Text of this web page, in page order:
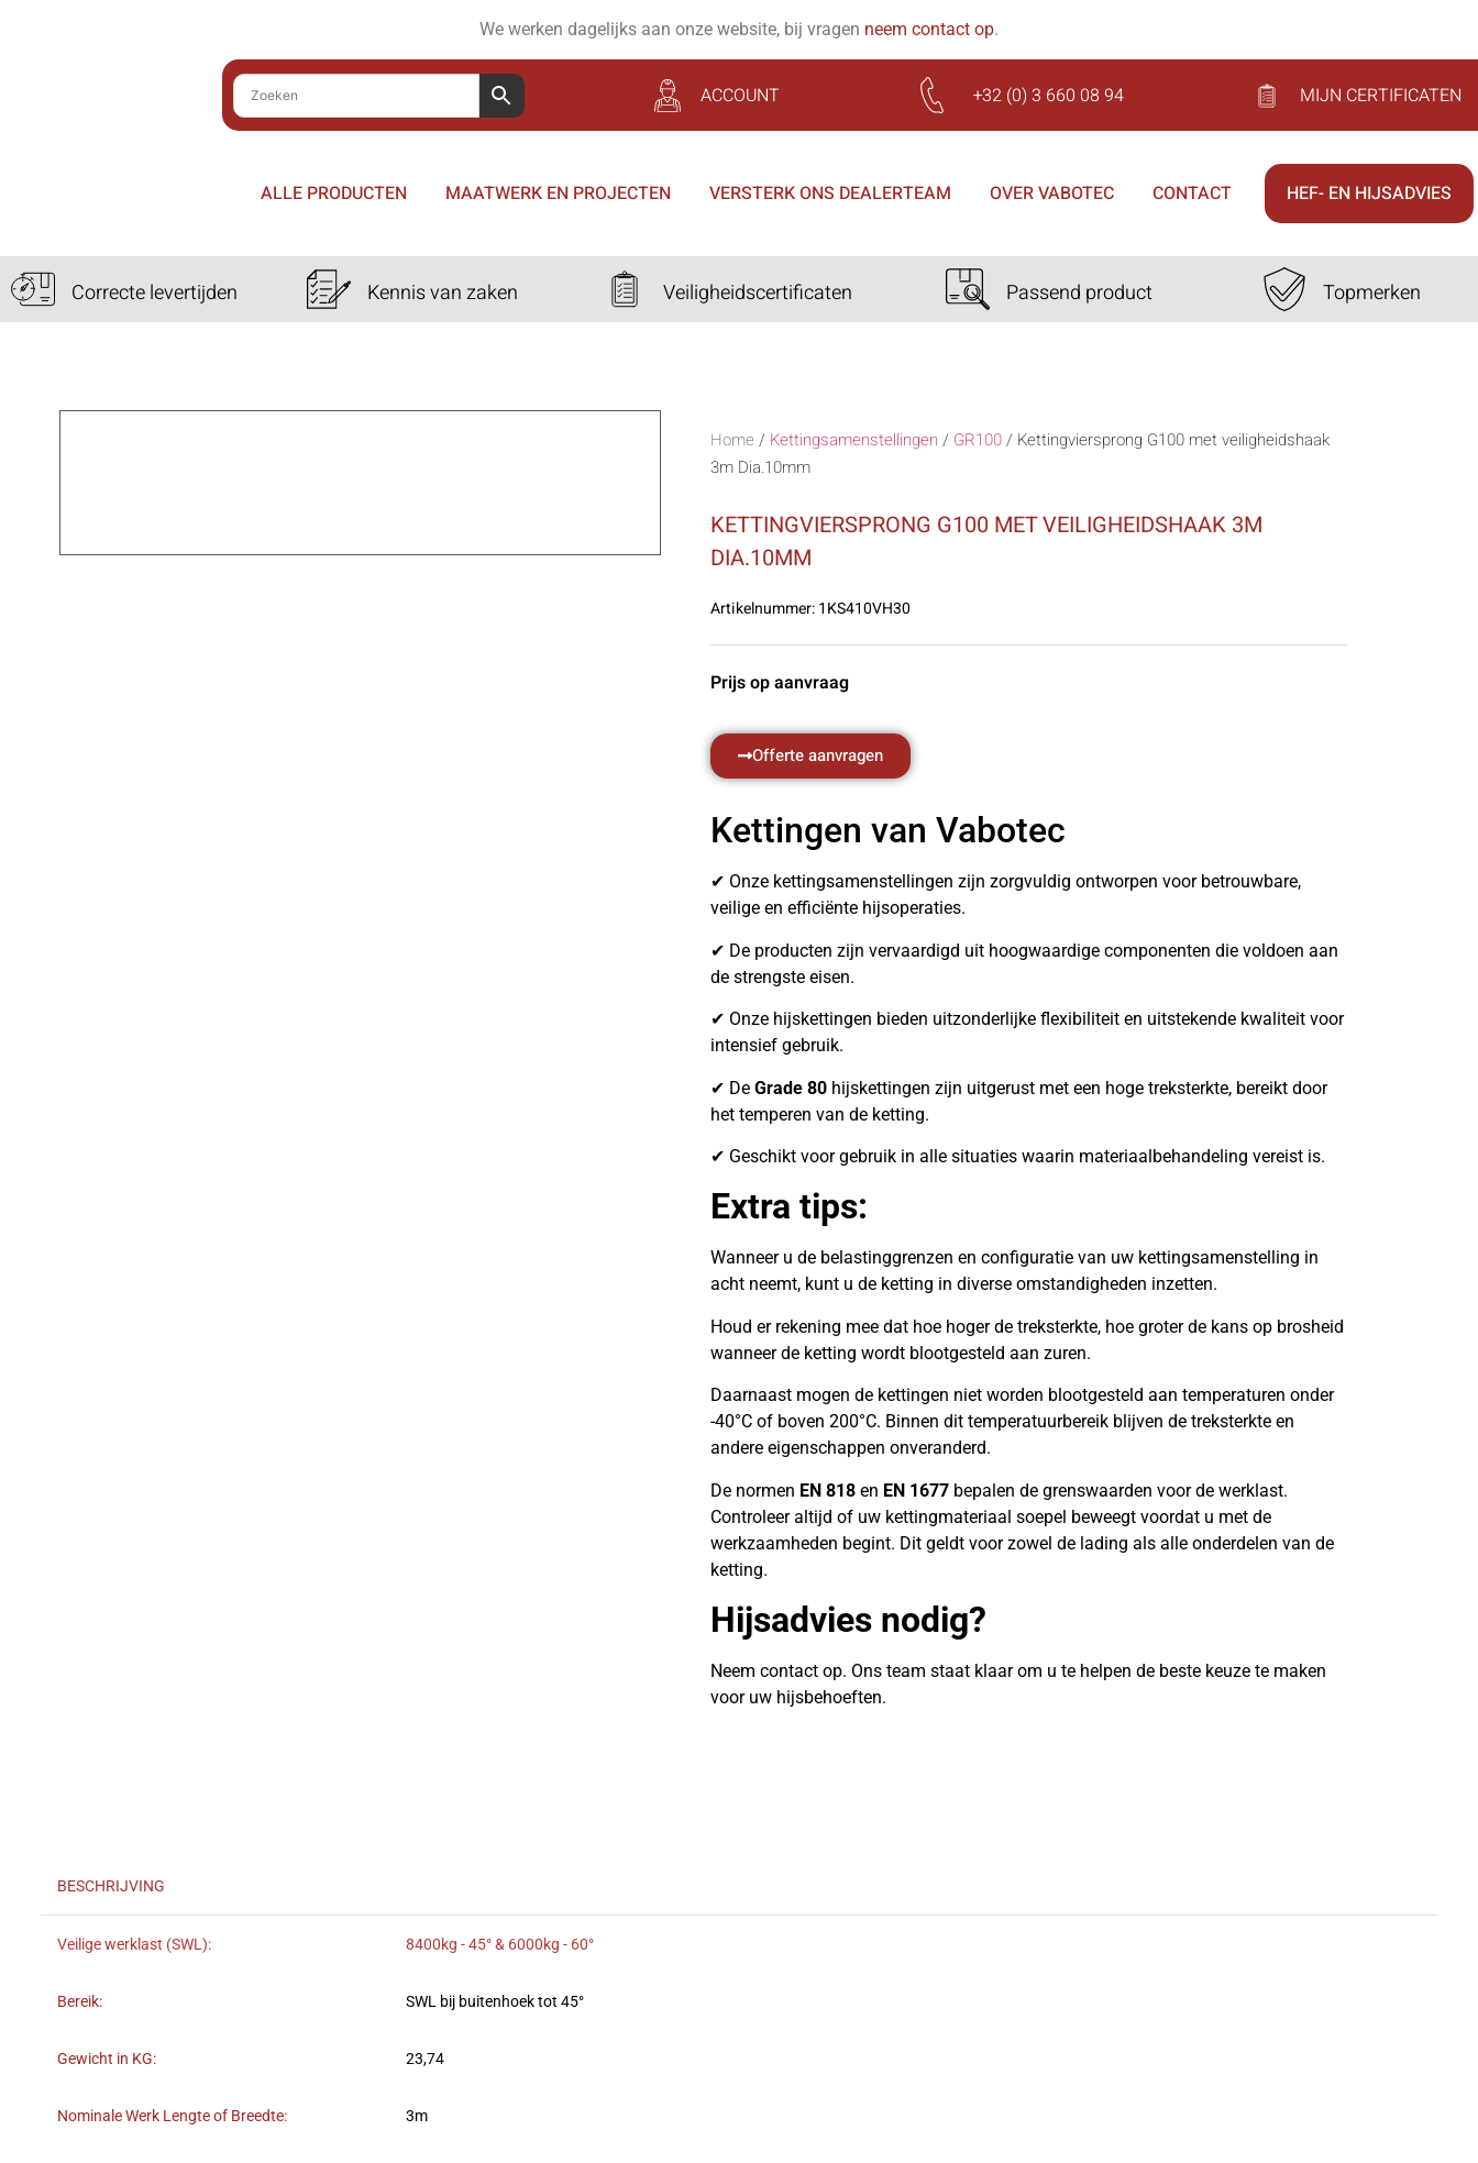
We werken dagelijks aan onze website, bij vragen neem contact op.
ACCOUNT +32 (0) 3 660 08 94 MIJN CERTIFICATEN
ALLE PRODUCTEN MAATWERK EN PROJECTEN VERSTERK ONS DEALERTEAM OVER VABOTEC CONTACT HEF- EN HIJSADVIES
Correcte levertijden Kennis van zaken Veiligheidscertificaten Passend product Topmerken
Home / Kettingsamenstellingen / GR100/ Kettingviersprong G100 met veiligheidshaak
3m Dia.10mm
KETTINGVIERSPRONG G100 MET VEILIGHEIDSHAAK 3M
DIA.10MM
Artikelnummer:1KS410VH30
Prijs op aanvraag
Offerte aanvragen
Kettingen van Vabotec
✔ Onze kettingsamenstellingen zijn zorgvuldig ontworpen voor betrouwbare,
veilige en efficiënte hijsoperaties.
✔ De producten zijn vervaardigd uit hoogwaardige componenten die voldoen aan
de strengste eisen.
✔ Onze hijskettingen bieden uitzonderlijke flexibiliteit en uitstekende kwaliteit voor
intensief gebruik.
✔ De Grade 80 hijskettingen zijn uitgerust met een hoge treksterkte, bereikt door
het temperen van de ketting.
✔ Geschikt voor gebruik in alle situaties waarin materiaalbehandeling vereist is.
Extra tips:
Wanneer u de belastinggrenzen en configuratie van uw kettingsamenstelling in
acht neemt, kunt u de ketting in diverse omstandigheden inzetten.
Houd er rekening mee dat hoe hoger de treksterkte, hoe groter de kans op brosheid
wanneer de ketting wordt blootgesteld aan zuren.
Daarnaast mogen de kettingen niet worden blootgesteld aan temperaturen onder
-40°C of boven 200°C. Binnen dit temperatuurbereik blijven de treksterkte en
andere eigenschappen onveranderd.
De normen EN 818 en EN 1677 bepalen de grenswaarden voor de werklast.
Controleer altijd of uw kettingmateriaal soepel beweegt voordat u met de
werkzaamheden begint. Dit geldt voor zowel de lading als alle onderdelen van de
ketting.
Hijsadvies nodig?
Neem contact op. Ons team staat klaar om u te helpen de beste keuze te maken
voor uw hijsbehoeften.
BESCHRIJVING
Veilige werklast (SWL): 8400kg - 45° & 6000kg - 60°
Bereik: SWL bij buitenhoek tot 45°
Gewicht in KG: 23,74
Nominale Werk Lengte of Breedte: 3m